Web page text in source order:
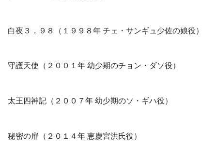
白夜３．９８（１９９８年 チェ・サンギュ少佐の娘役）
守護天使（２００１年 幼少期のチョン・ダソ役）
太王四神記（２００７年 幼少期のソ・ギハ役）
秘密の扉（２０１４年 恵慶宮洪氏役）